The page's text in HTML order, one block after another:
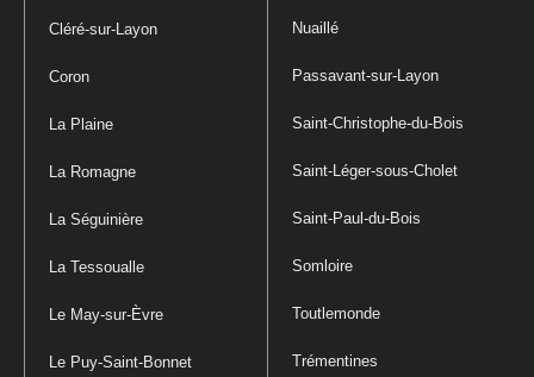
Cléré-sur-Layon
Coron
La Plaine
La Romagne
La Séguinière
La Tessoualle
Le May-sur-Èvre
Le Puy-Saint-Bonnet
Nuaillé
Passavant-sur-Layon
Saint-Christophe-du-Bois
Saint-Léger-sous-Cholet
Saint-Paul-du-Bois
Somloire
Toutlemonde
Trémentines